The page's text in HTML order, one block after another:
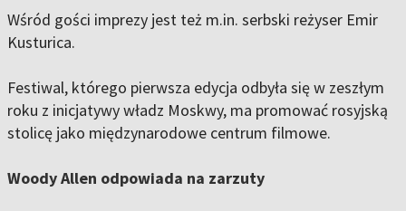
Wśród gości imprezy jest też m.in. serbski reżyser Emir
Kusturica.
Festiwal, którego pierwsza edycja odbyła się w zeszłym
roku z inicjatywy władz Moskwy, ma promować rosyjską
stolicę jako międzynarodowe centrum filmowe.
Woody Allen odpowiada na zarzuty